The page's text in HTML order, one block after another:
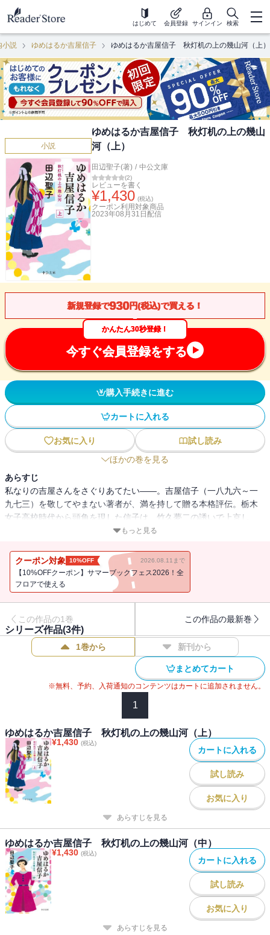
はじめて 会員登録 サインイン 検索
小説 ゆめはるか吉屋信子 ゆめはるか吉屋信子 秋灯机の上の幾山河（上）
小説
ゆめはるか吉屋信子 秋灯机の上の幾山
河（上）
田辺聖子(著) / 中公文庫
(2)
レビューを書く
¥1,430 (税込)
クーポン利用対象商品
2023年08月31日 配信
新規登録で930円(税込)で買える！
かんたん30秒登録！
今すぐ会員登録をする
購入手続きに進む
カートに入れる
お気に入り
試し読み
ほかの巻を見る
あらすじ
私なりの吉屋さんをさぐりあてたい――。吉屋信子（一八九六～一
九七三）を敬してやまない著者が、満を持して贈る本格評伝。栃木
女子高校時代から頭角を現した信子は、竹久夢二の誘いで上京し、
生きる道を模索する。岡本かの子や野上弥生子らとの出会い、『花
報が……【全三巻】
もっと見る
クーポン対象 10%OFF 2026.08.11まで
【10%OFFクーポン】サマーブックフェス2026！全
フロアで使える
この作品の1巻 この作品の最新巻
シリーズ作品(3件)
1巻から 新刊から
まとめてカート
※無料、予約、入荷通知のコンテンツはカートに追加されません。
1
ゆめはるか吉屋信子 秋灯机の上の幾山河（上）
¥1,430 (税込)
カートに入れる
試し読み
お気に入り
あらすじを見る
ゆめはるか吉屋信子 秋灯机の上の幾山河（中）
¥1,430 (税込)
カートに入れる
試し読み
お気に入り
あらすじを見る